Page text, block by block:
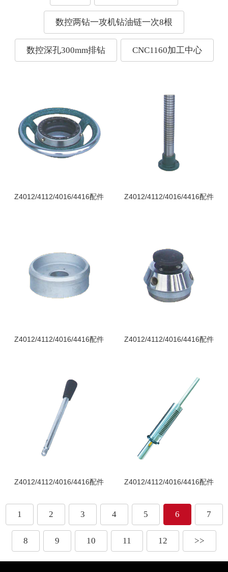
数控两钻一攻机钻油链一次8根
数控深孔300mm排钻 CNC1160加工中心
Z4012/4112/4016/4416配件 Z4012/4112/4016/4416配件
Z4012/4112/4016/4416配件 Z4012/4112/4016/4416配件
Z4012/4112/4016/4416配件 Z4012/4112/4016/4416配件
1 2 3 4 5 6 7
8 9 10 11 12 >>